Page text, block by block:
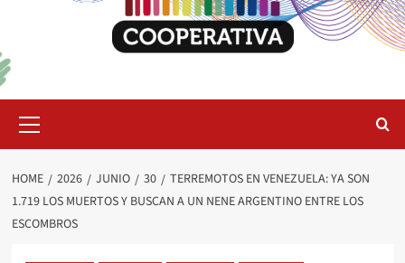
Menu
HOME 2026 JUNIO 30
TERREMOTOS EN VENEZUELA: YA SON
1.719 LOS MUERTOS Y BUSCAN A UN NENE ARGENTINO ENTRE LOS
ESCOMBROS